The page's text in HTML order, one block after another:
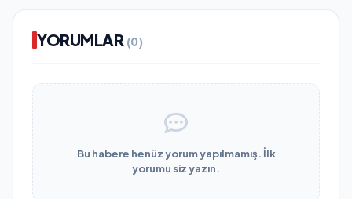
YORUMLAR (0)
Bu habere henüz yorum yapılmamış. İlk
yorumu siz yazın.